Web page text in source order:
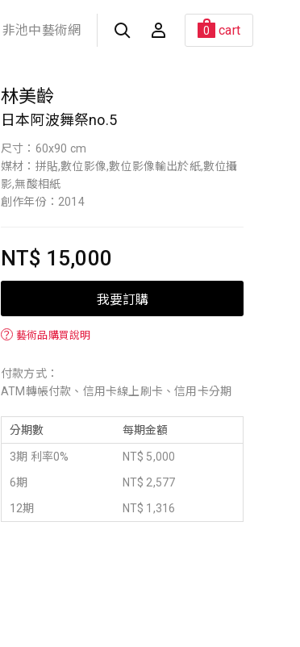
非池中藝術網 0 cart
林美齡
日本阿波舞祭no.5
尺寸：60x90 cm
媒材：拼貼,數位影像,數位影像輸出於紙,數位攝
影,無酸相紙
創作年份：2014
NT$ 15,000
我要訂購
？ 藝術品購買說明
付款方式：
ATM轉帳付款、信用卡線上刷卡、信用卡分期
分期數 每期金額
3期 利率0%
NT$ 5,000
6期
NT$ 2,577
12期
NT$ 1,316